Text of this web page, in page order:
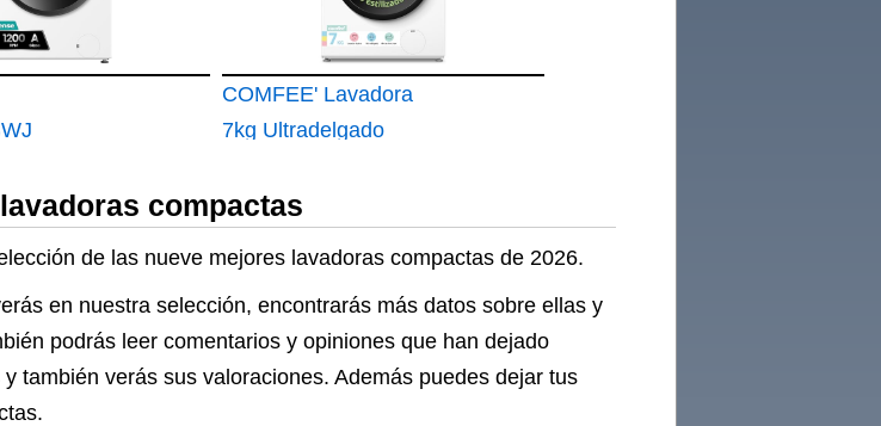
COMFEE' Lavadora
7kg Ultradelgado
1200RPM
compactas
de las nueve mejores lavadoras compactas de 2026.
en nuestra selección, encontrarás más datos sobre ellas y
podrás leer comentarios y opiniones que han dejado
también verás sus valoraciones. Además puedes dejar tus